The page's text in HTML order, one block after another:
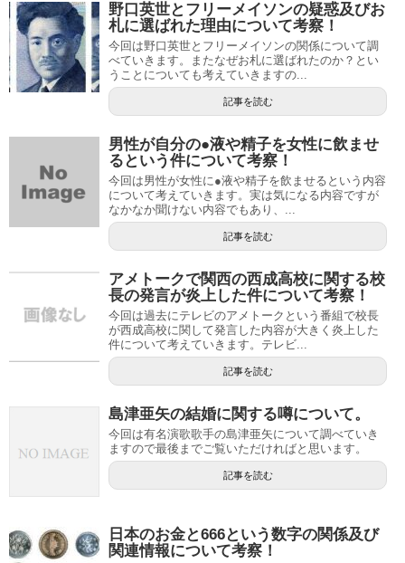
野口英世とフリーメイソンの疑惑及びお
札に選ばれた理由について考察！
今回は野口英世とフリーメイソンの関係について調
べていきます。またなぜお札に選ばれたのか？とい
うことについても考えていきますの...
記事を読む
男性が自分の●液や精子を女性に飲ませ
るという件について考察！
今回は男性が女性に●液や精子を飲ませるという内容
について考えていきます。実は気になる内容ですが
なかなか聞けない内容でもあり、...
記事を読む
アメトークで関西の西成高校に関する校
長の発言が炎上した件について考察！
今回は過去にテレビのアメトークという番組で校長
が西成高校に関して発言した内容が大きく炎上した
件について考えていきます。テレビ...
記事を読む
島津亜矢の結婚に関する噂について。
今回は有名演歌歌手の島津亜矢について調べていき
ますので最後までご覧いただければと思います。
記事を読む
日本のお金と666という数字の関係及び
関連情報について考察！